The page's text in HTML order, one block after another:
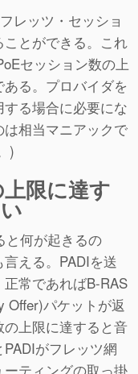
レッツ・セッショ
とができる。これ
セッション数の上
る。プロバイダを
る場合に必要にな
相当マニアックで
)
限に達す
と何が起きるの
える。PADIを送
常であればB-RAS
Offer)パケットが返
上限に達すると音
がフレッツ網
ティングの取っ掛